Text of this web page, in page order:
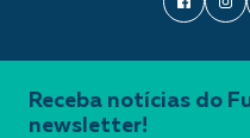
Receba notícias do
newsletter!